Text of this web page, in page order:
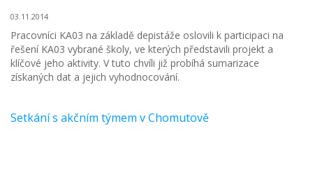
03.11.2014
Pracovníci KA03 na základě depistáže oslovili k participaci na
řešení KA03 vybrané školy, ve kterých představili projekt a
klíčové jeho aktivity. V tuto chvíli již probíhá sumarizace
získaných dat a jejich vyhodnocování.
Setkání s akčním týmem v Chomutově